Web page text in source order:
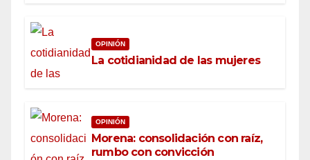
OPINIÓN
La cotidianidad de las mujeres
OPINIÓN
Morena: consolidación con raíz,
rumbo con convicción